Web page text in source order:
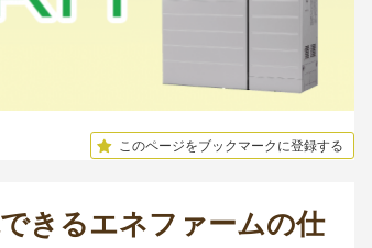
このページをブックマークに登録する
きるエネファームの仕